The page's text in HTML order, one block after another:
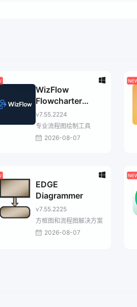
WizFlow
Flowcharter
Professional
v7.55.2224
专业流程图绘制工具
2026-08-07
EDGE
Diagrammer
v7.55.2225
方框图和流程图解决方案
2026-08-07